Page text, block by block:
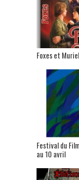
Foxes et
Festival du
au 10 avril